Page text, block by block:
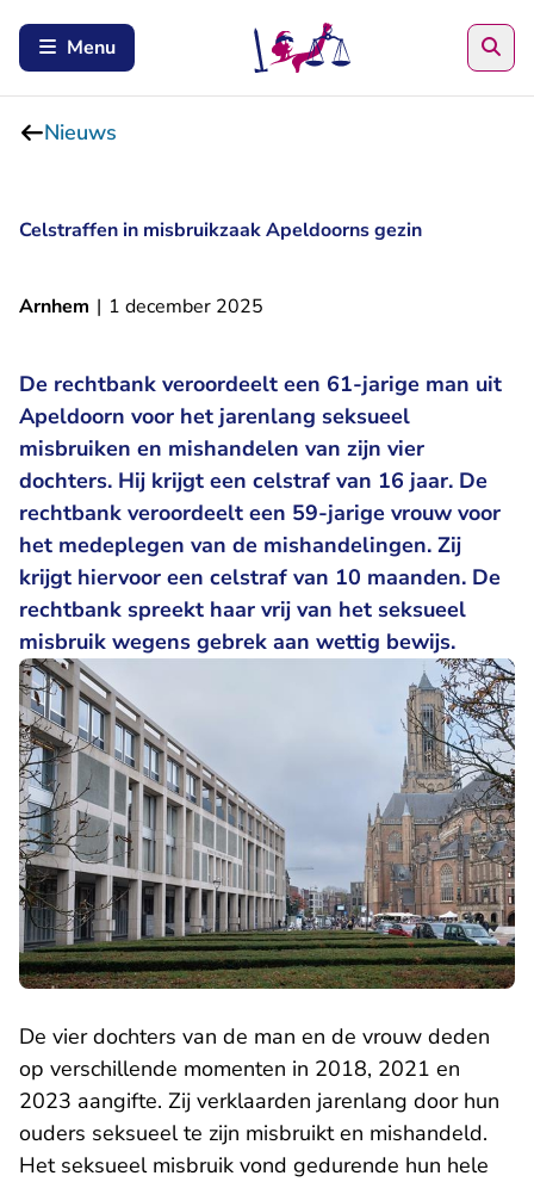
Menu
Nieuws
Celstraffen in misbruikzaak Apeldoorns gezin
Arnhem | 1 december 2025
De rechtbank veroordeelt een 61-jarige man uit
Apeldoorn voor het jarenlang seksueel
misbruiken en mishandelen van zijn vier
dochters. Hij krijgt een celstraf van 16 jaar. De
rechtbank veroordeelt een 59-jarige vrouw voor
het medeplegen van de mishandelingen. Zij
krijgt hiervoor een celstraf van 10 maanden. De
rechtbank spreekt haar vrij van het seksueel
misbruik wegens gebrek aan wettig bewijs.
De vier dochters van de man en de vrouw deden
op verschillende momenten in 2018, 2021 en
2023 aangifte. Zij verklaarden jarenlang door hun
ouders seksueel te zijn misbruikt en mishandeld.
Het seksueel misbruik vond gedurende hun hele